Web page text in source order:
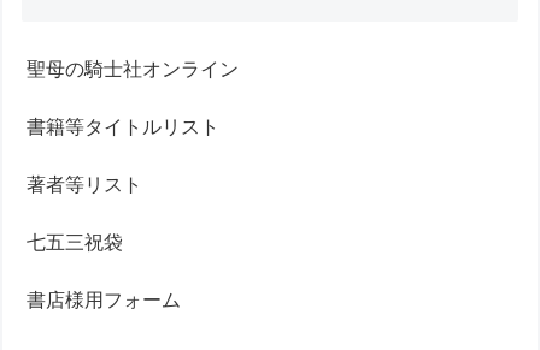
聖母の騎士社オンライン
書籍等タイトルリスト
著者等リスト
七五三祝袋
書店様用フォーム